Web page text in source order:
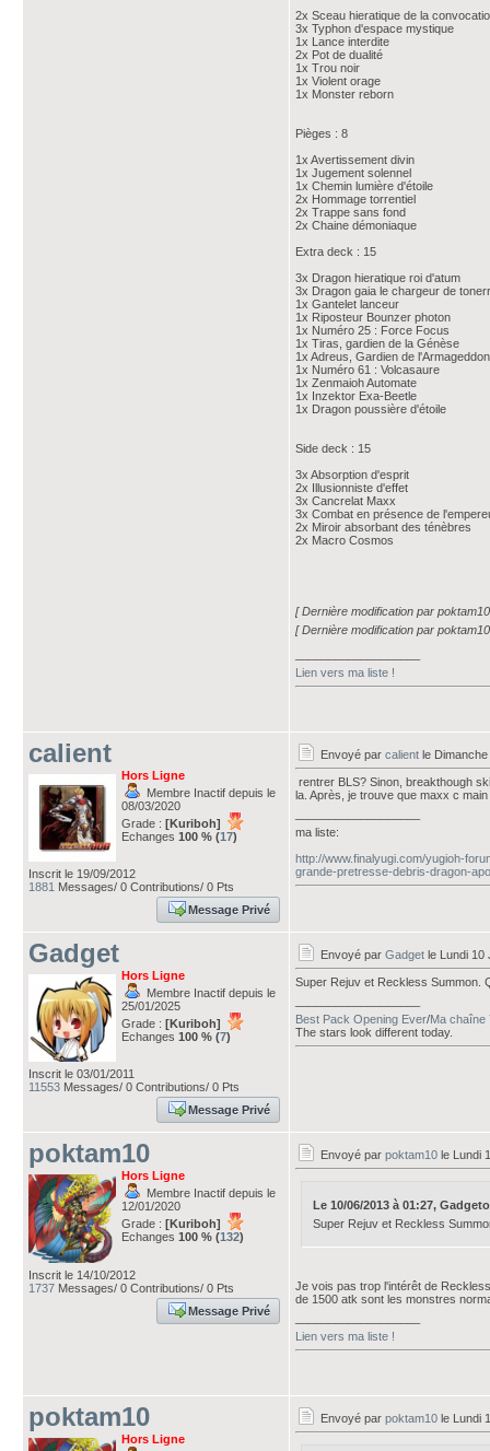
2x Sceau hieratique de la
3x Typhon d'espace mystique
1x Lance interdite
2x Pot de dualité
1x Trou noir
1x Violent orage
1x Monster reborn
Pièges : 8
1x Avertissement divin
1x Jugement solennel
1x Chemin lumière d'étoile
2x Hommage torrentiel
2x Trappe sans fond
2x Chaine démoniaque
Extra deck : 15
3x Dragon hieratique roi d'atum
3x Dragon gaia le chargeur de
1x Gantelet lanceur
1x Riposteur Bounzer photon
1x Numéro 25 : Force Focus
1x Tiras, gardien de la Génèse
1x Adreus, Gardien de l'Armageddon
1x Numéro 61 : Volcasaure
1x Zenmaioh Automate
1x Inzektor Exa-Beetle
1x Dragon poussière d'étoile
Side deck : 15
3x Absorption d'esprit
2x Illusionniste d'effet
3x Cancrelat Maxx
3x Combat en présence de
2x Miroir absorbant des ténèbres
2x Macro Cosmos
[ Dernière modification par
[ Dernière modification par
Lien vers ma liste !
calient
Hors Ligne
Membre Inactif depuis le
08/03/2020
Grade : [Kuriboh]
Echanges 100 % (17)
Inscrit le 19/09/2012
1881 Messages/ 0 Contributions/ 0 Pts
Message Privé
Envoyé par calient le
rentrer BLS? Sinon, breakthough
la. Après, je trouve que maxx c
ma liste:
http://www.finalyugi.com/yugioh-
grande-pretresse-debris-dragon-
Gadget
Hors Ligne
Membre Inactif depuis le
25/01/2025
Grade : [Kuriboh]
Echanges 100 % (7)
Inscrit le 03/01/2011
11553 Messages/ 0 Contributions/ 0 Pts
Message Privé
Envoyé par Gadget le Lundi 10
Super Rejuv et Reckless Summon.
Best Pack Opening Ever/Ma chaîne
The stars look different today.
poktam10
Hors Ligne
Membre Inactif depuis le
12/01/2020
Grade : [Kuriboh]
Echanges 100 % (132)
Inscrit le 14/10/2012
1737 Messages/ 0 Contributions/ 0 Pts
Message Privé
Envoyé par poktam10 le Lundi
Le 10/06/2013 à 01:27,
Super Rejuv et Reckless
Je vois pas trop l'intérêt de
de 1500 atk sont les monstres
Lien vers ma liste !
poktam10
Hors Ligne
Envoyé par poktam10 le Lundi